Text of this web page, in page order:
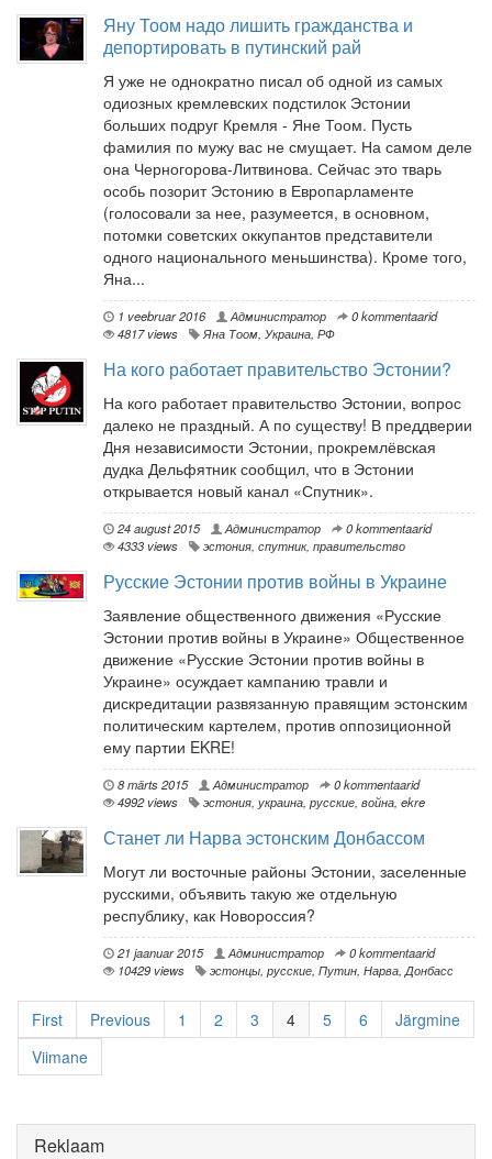
Яну Тоом надо лишить гражданства и
депортировать в путинский рай
Я уже не однократно писал об одной из самых
одиозных кремлевских подстилок Эстонии
больших подруг Кремля - Яне Тоом. Пусть
фамилия по мужу вас не смущает. На самом деле
она Черногорова-Литвинова. Сейчас это тварь
особь позорит Эстонию в Европарламенте
(голосовали за нее, разумеется, в основном,
потомки советских оккупантов представители
одного национального меньшинства). Кроме того,
Яна...
1 veebruar 2016 Администратор
0 kommentaarid
4817 views
Яна Тоом, Украина, РФ
На кого работает правительство Эстонии?
На кого работает правительство Эстонии, вопрос
далеко не праздный. А по существу! В преддверии
Дня независимости Эстонии, прокремлёвская
дудка Дельфятник сообщил, что в Эстонии
открывается новый канал «Спутник».
24 august 2015 Администратор
0 kommentaarid
4333 views
эстония, спутник, правительство
Русские Эстонии против войны в Украине
Заявление общественного движения «Русские
Эстонии против войны в Украине» Общественное
движение «Русские Эстонии против войны в
Украине» осуждает кампанию травли и
дискредитации развязанную правящим эстонским
политическим картелем, против оппозиционной
ему партии EKRE!
8 märts 2015 Администратор
0 kommentaarid
4992 views
эстония, украина, русские, война, ekre
Станет ли Нарва эстонским Донбассом
Могут ли восточные районы Эстонии, заселенные
русскими, объявить такую же отдельную
республику, как Новороссия?
21 jaanuar 2015 Администратор
0 kommentaarid
10429 views
эстонцы, русские, Путин, Нарва,Донбасс
First Previous 1 2 3 4 5 6
Järgmine
Viimane
Reklaam